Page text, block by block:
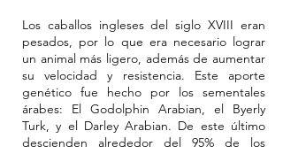
Los caballos ingleses del siglo XVIII eran
pesados, por lo que era necesario lograr
un animal más ligero, además de aumentar
su velocidad y resistencia. Este aporte
genético fue hecho por los sementales
árabes: El Godolphin Arabian, el Byerly
Turk, y el Darley Arabian. De este último
descienden alrededor del 95% de los